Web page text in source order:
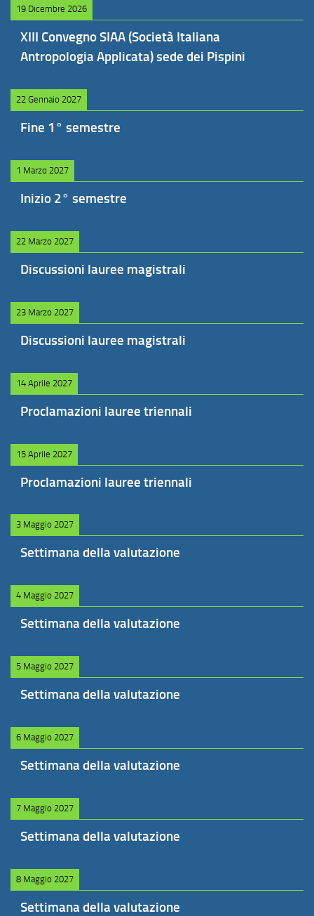
19 Dicembre 2026
XIII Convegno SIAA (Società Italiana
Antropologia Applicata) sede dei Pispini
22 Gennaio 2027
Fine 1° semestre
1 Marzo 2027
Inizio 2° semestre
22 Marzo 2027
Discussioni lauree magistrali
23 Marzo 2027
Discussioni lauree magistrali
14 Aprile 2027
Proclamazioni lauree triennali
15 Aprile 2027
Proclamazioni lauree triennali
3 Maggio 2027
Settimana della valutazione
4 Maggio 2027
Settimana della valutazione
5 Maggio 2027
Settimana della valutazione
6 Maggio 2027
Settimana della valutazione
7 Maggio 2027
Settimana della valutazione
8 Maggio 2027
Settimana della valutazione